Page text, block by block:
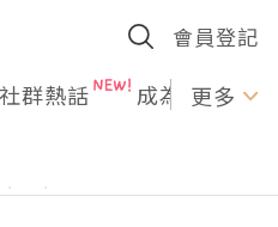
會員登記
社群熱話 成為U更多